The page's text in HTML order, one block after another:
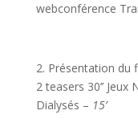
webconférence
2. Présentation du
2 teasers 30’’
Dialysés – 15’